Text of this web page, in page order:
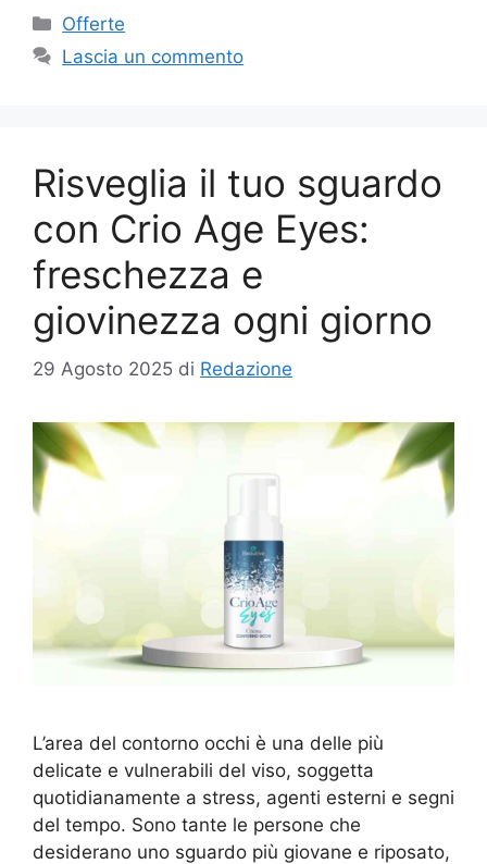
Categorie
Offerte
Lascia un commento
Risveglia il tuo sguardo
con Crio Age Eyes:
freschezza e
giovinezza ogni giorno
29 Agosto 2025 di Redazione
L’area del contorno occhi è una delle più
delicate e vulnerabili del viso, soggetta
quotidianamente a stress, agenti esterni e segni
del tempo. Sono tante le persone che
desiderano uno sguardo più giovane e riposato,